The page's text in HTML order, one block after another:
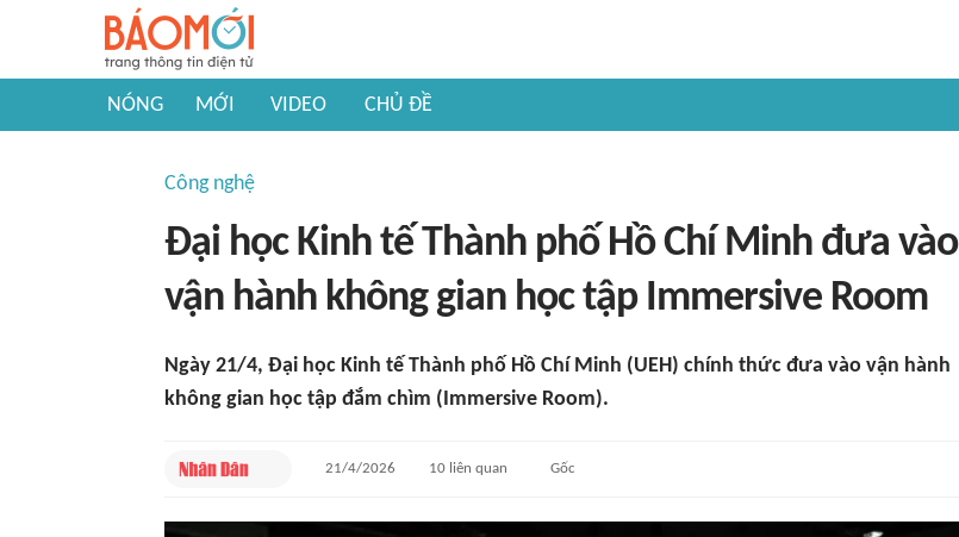
NÓNG MỚI VIDEO CHỦ ĐỀ
Công nghệ
Đại học Kinh tế Thành phố Hồ Chí Minh đưa vào
vận hành không gian học tập Immersive Room
Ngày 21/4, Đại học Kinh tế Thành phố Hồ Chí Minh (UEH) chính thức đưa vào vận hành
không gian học tập đắm chìm (Immersive Room).
21/4/2026 10liên quan Gốc